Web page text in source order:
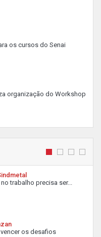
os cursos do Senai
organização do Workshop
trabalho precisa ser...
os desafios